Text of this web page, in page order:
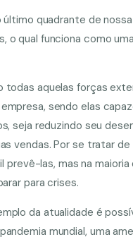
quadrante de
o qual funciona como
todas aquelas forças
sendo elas
seja reduzindo seu
vendas. Por se tratar
prevê-las, mas na
para crises.
da atualidade é
mundial, uma